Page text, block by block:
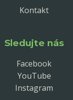
Kontakt
Sledujte nás
Facebook
YouTube
Instagram